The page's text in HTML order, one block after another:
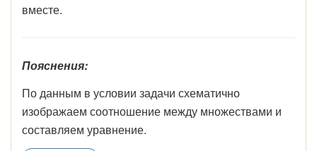
вместе.
Пояснения:
По данным в условии задачи схематично
изображаем соотношение между множествами и
составляем уравнение.